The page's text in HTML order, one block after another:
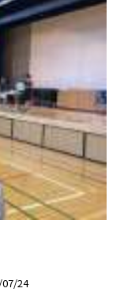
24